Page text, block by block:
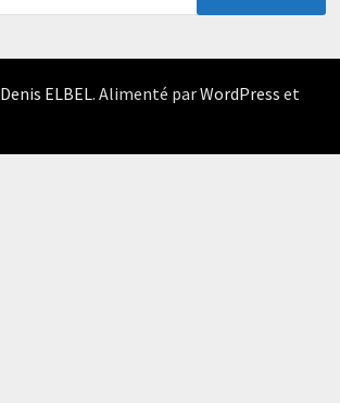
Denis ELBEL. Alimenté parWordPress et